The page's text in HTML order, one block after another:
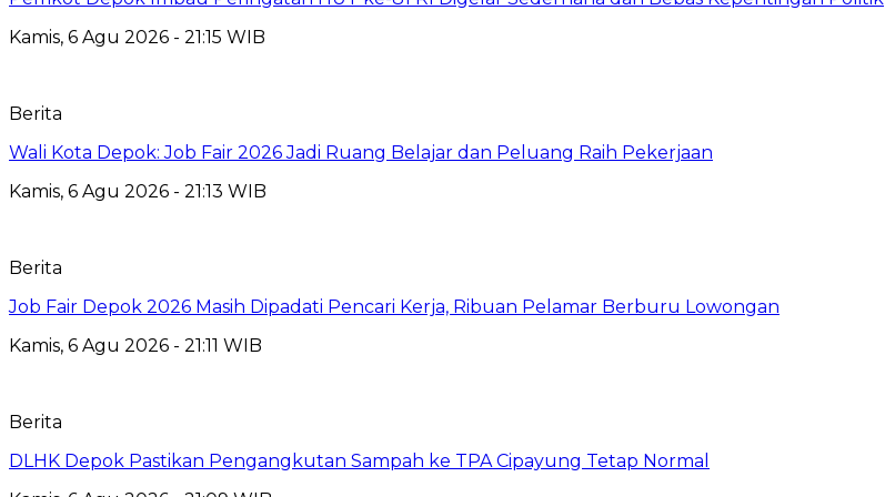
Kamis, 6 Agu 2026 - 21:15 WIB
Berita
Wali Kota Depok: Job Fair 2026 Jadi Ruang Belajar dan Peluang Raih Pekerjaan
Kamis, 6 Agu 2026 - 21:13 WIB
Berita
Job Fair Depok 2026 Masih Dipadati Pencari Kerja, Ribuan Pelamar Berburu Lowongan
Kamis, 6 Agu 2026 - 21:11 WIB
Berita
DLHK Depok Pastikan Pengangkutan Sampah ke TPA Cipayung Tetap Normal